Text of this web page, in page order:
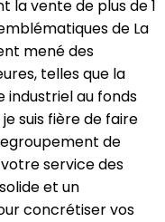
la vente de plus de 1
de La
mené des
telles que la
industriel au fonds
je suis fière de faire
de
service des
et un
concrétiser vos